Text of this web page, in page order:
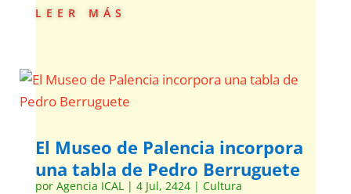
leer más
El Museo de Palencia incorpora
una tabla de Pedro Berruguete
por Agencia ICAL| 4 Jul, 2424| Cultura